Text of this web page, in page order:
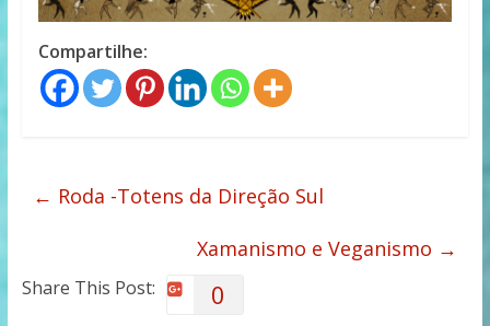
Compartilhe:
← Roda -Totens da Direção Sul
Xamanismo e Veganismo →
Share This Post: 0